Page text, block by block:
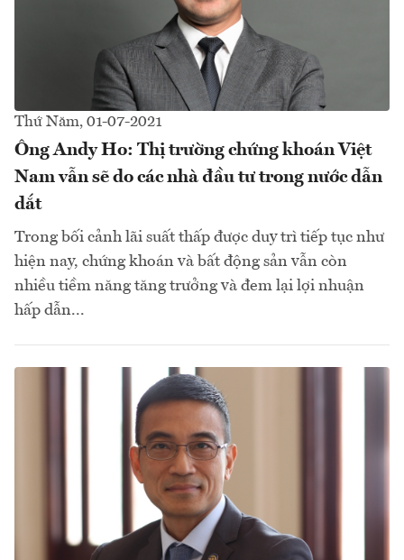
Thứ Năm, 01-07-2021
Ông Andy Ho: Thị trường chứng khoán Việt
Nam vẫn sẽ do các nhà đầu tư trong nước dẫn
dắt
Trong bối cảnh lãi suất thấp được duy trì tiếp tục như
hiện nay, chứng khoán và bất động sản vẫn còn
nhiều tiềm năng tăng trưởng và đem lại lợi nhuận
hấp dẫn...